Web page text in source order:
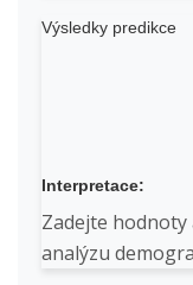
Výsledky predikce
Interpretace:
Zadejte
analýzu